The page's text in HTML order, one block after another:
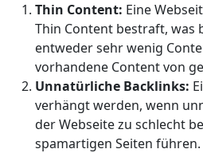
Thin Content: Eine
Thin Content bestraft, was
entweder sehr wenig
vorhandene Content von
Unnatürliche Backlinks:
verhängt werden, wenn
der Webseite zu schlecht
spamartigen Seiten führen.